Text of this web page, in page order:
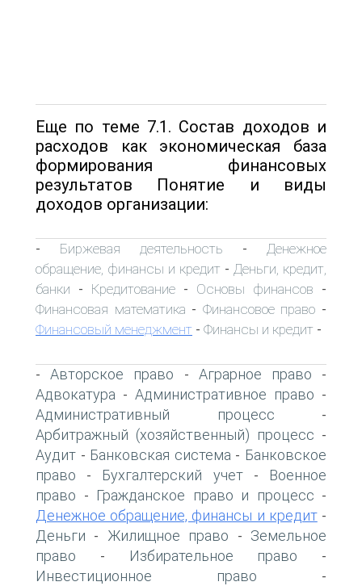
Еще по теме 7.1. Состав доходов и
расходов как экономическая база
формирования финансовых
результатов Понятие и виды
доходов организации:
- Биржевая деятельность - Денежное
обращение, финансы и кредит - Деньги, кредит,
банки - Кредитование - Основы финансов -
Финансовая математика - Финансовое право -
Финансовый менеджмент - Финансы и кредит -
-Авторское право - Аграрное право -
Адвокатура - Административное право -
Административный процесс -
Арбитражный (хозяйственный) процесс -
Аудит - Банковская система - Банковское
право - Бухгалтерский учет-
Военное
право - Гражданское право и процесс -
Денежное обращение, финансы и кредит-
Деньги - Жилищное право - Земельное
право - Избирательное право -
Инвестиционное право -